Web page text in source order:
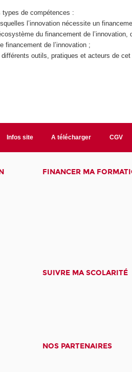
types de compétences :
l’innovation nécessite un
du financement de
financement de l’innovation ;
outils, pratiques et acteurs de
Infos site A télécharger CGV
FINANCER MA
SUIVRE MA SCOLARITÉ
NOS PARTENAIRES